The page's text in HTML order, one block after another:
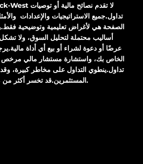
تداول.جميع الاستراتيجيات والإعدادات
الصفحة هي لأغراض تعليمية وتوضيحية فقط.
أساليب محتملة لتحليل السوق، ولا
عرضًا أو دعوة لشراء أو بيع أي أداة مالية.
الخاص بك، واستشارة مستشار مالي مرخص
تداول.ينطوي التداول على مخاطر كبيرة، وقد
المستثمرين.قد تخسر أكثر من مبلغ استثمارك الأولي.